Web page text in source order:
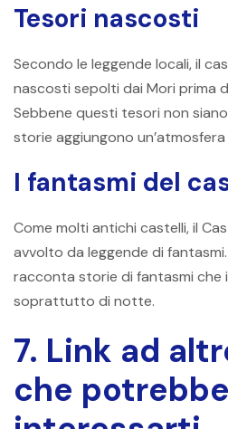
Tesori nascosti
Secondo le leggende locali, il
nascosti sepolti dai Mori prima
Sebbene questi tesori non
storie aggiungono
I fantasmi del
Come molti antichi castelli, il
avvolto da leggende di
racconta storie di fantasmi che
soprattutto di notte.
7. Link ad
che